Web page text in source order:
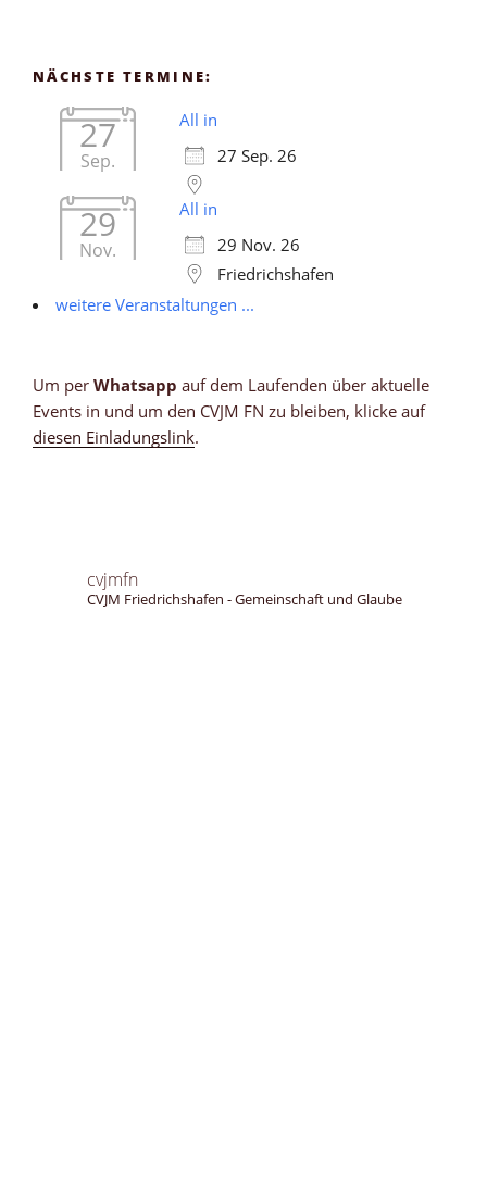
NÄCHSTE TERMINE:
27
Sep.
All in
27 Sep. 26
29
Nov.
All in
29 Nov. 26
Friedrichshafen
weitere Veranstaltungen ...
Um per Whatsapp auf dem Laufenden über aktuelle
Events in und um den CVJM FN zu bleiben, klicke auf
diesen Einladungslink.
cvjmfn
CVJM Friedrichshafen - Gemeinschaft und Glaube